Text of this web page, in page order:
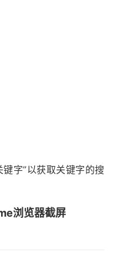
字”以获取关键字的搜
浏览器截屏